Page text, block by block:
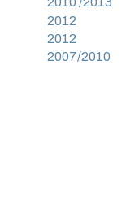
2012
2012
2007/2010